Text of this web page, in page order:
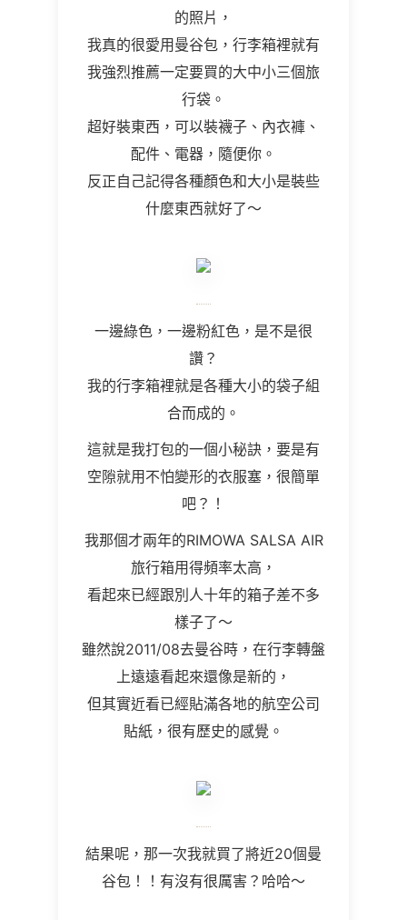
的照片，
我真的很愛用曼谷包，行李箱裡就有
我強烈推薦一定要買的大中小三個旅
行袋。
超好裝東西，可以裝襪子、內衣褲、
配件、電器，隨便你。
反正自己記得各種顏色和大小是裝些
什麼東西就好了～
一邊綠色，一邊粉紅色，是不是很
讚？
我的行李箱裡就是各種大小的袋子組
合而成的。
這就是我打包的一個小秘訣，要是有
空隙就用不怕變形的衣服塞，很簡單
吧？！
我那個才兩年的RIMOWA SALSA AIR
旅行箱用得頻率太高，
看起來已經跟別人十年的箱子差不多
樣子了～
雖然說2011/08去曼谷時，在行李轉盤
上遠遠看起來還像是新的，
但其實近看已經貼滿各地的航空公司
貼紙，很有歷史的感覺。
結果呢，那一次我就買了將近20個曼
谷包！！有沒有很厲害？哈哈～